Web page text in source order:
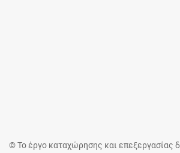
© Το έργο καταχώρησης και επεξεργασίας